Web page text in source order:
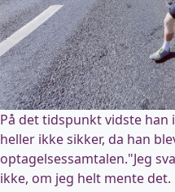
På det tidspunkt vidste han
heller ikke sikker, da han
optagelsessamtalen."Jeg
ikke, om jeg helt mente